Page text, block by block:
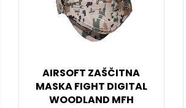
AIRSOFT ZAŠČITNA
MASKA FIGHT DIGITAL
WOODLAND MFH